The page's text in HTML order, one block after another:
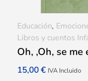
Oh, ,Oh, se me
15,00€ IVA Incluido
Educación,
Libros y cuentos